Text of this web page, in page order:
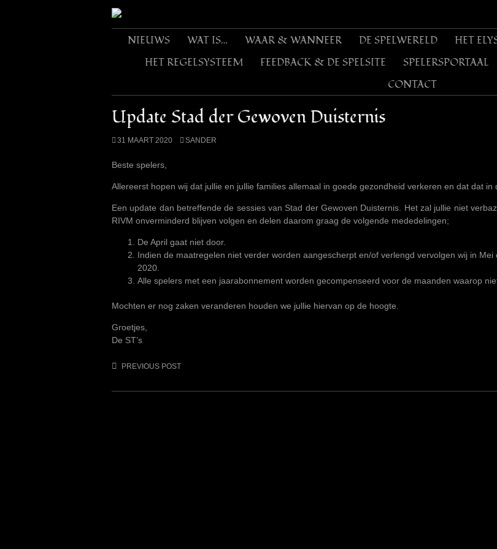
NIEUWS WAT IS… WAAR & WANNEER DE SPELWERELD HET
HET REGELSYSTEEM
FEEDBACK & DE SPELSITE SPELERSPORTAAL
CONTACT
Update Stad der Gewoven Duisternis
31 MAART 2020 SANDER
Beste spelers,
Allereerst hopen wij dat jullie en jullie families allemaal in goede gezondheid verkeren en dat dat
Een update dan betreffende de sessies van Stad der Gewoven Duisternis. Het zal jullie niet
RIVM onverminderd blijven volgen en delen daarom graag de volgende mededelingen;
De April gaat niet door.
Indien de maatregelen niet verder worden aangescherpt en/of verlengd vervolgen wij in
2020.
Alle spelers met een jaarabonnement worden gecompenseerd voor de maanden waarop
Mochten er nog zaken veranderen houden we jullie hiervan op de hoogte.
Groetjes,
De ST’s
Post
navigation
PREVIOUS POST